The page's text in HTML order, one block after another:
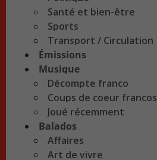
Santé et bien-être
Sports
Transport / Circulation
Émissions
Musique
Décompte franco
Coups de coeur francos
Joué récemment
Balados
Affaires
Art de vivre